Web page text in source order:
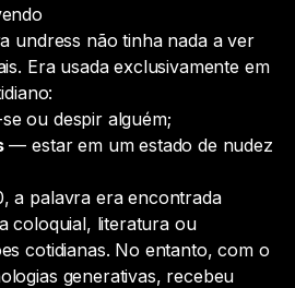
undress não tinha nada a ver
Era usada exclusivamente em
ou despir alguém;
— estar em um estado de nudez
a palavra era encontrada
coloquial, literatura ou
cotidianas. No entanto, com o
generativas, recebeu